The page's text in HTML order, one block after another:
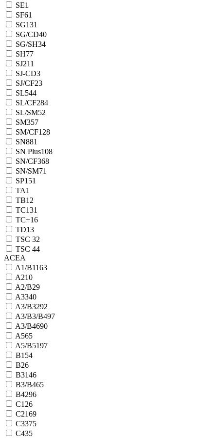
SE1
SF61
SG131
SG/CD40
SG/SH34
SH77
SJ211
SJ-CD3
SJ/CF23
SL544
SL/CF284
SL/SM52
SM357
SM/CF128
SN881
SN Plus108
SN/CF368
SN/SM71
SP151
TA1
TB12
TC131
TC+16
TD13
TSC 32
TSC 44
ACEA
A1/B1163
A210
A2/B29
A3340
A3/B3292
A3/B3/B497
A3/B4690
A565
A5/B5197
B1 54
B26
B3146
B3/B465
B4296
C1 26
C2169
C3375
C435